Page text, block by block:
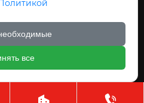
Хайвэй
все